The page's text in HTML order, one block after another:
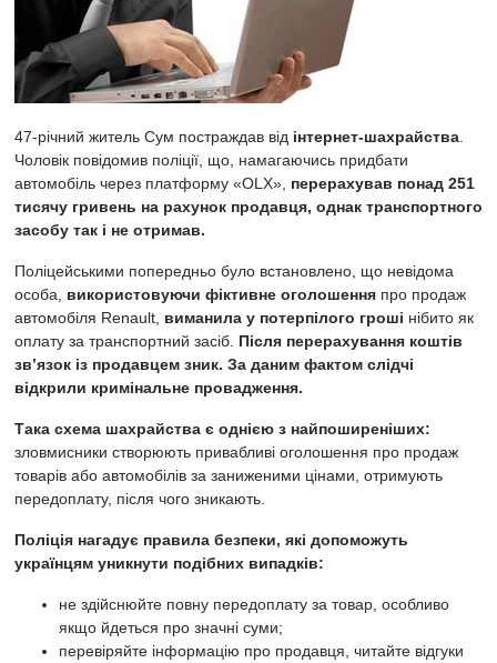
47-річний житель Сум постраждав від інтернет-шахрайства
Чоловік повідомив поліції, що, намагаючись придбати
автомобіль через платформу «OLX», перерахував понад 251
тисячу гривень на рахунок продавця, однак транспортного
засобу так і не отримав.
Поліцейськими попередньо було встановлено, що невідома
особа, використовуючи фіктивне оголошення про продаж
автомобіля Renault, виманила у потерпілого гроші нібито як
оплату за транспортний засіб. Після перерахування коштів
зв’язок із продавцем зник. За даним фактом слідчі
відкрили кримінальне провадження.
Така схема шахрайства є однією з найпоширеніших:
зловмисники створюють привабливі оголошення про продаж
товарів або автомобілів за заниженими цінами, отримують
передоплату, після чого зникають.
Поліція нагадує правила безпеки, які допоможуть
українцям уникнути подібних випадків:
не здійснюйте повну передоплату за товар, особливо
якщо йдеться про значні суми;
перевіряйте інформацію про продавця, читайте відгуки